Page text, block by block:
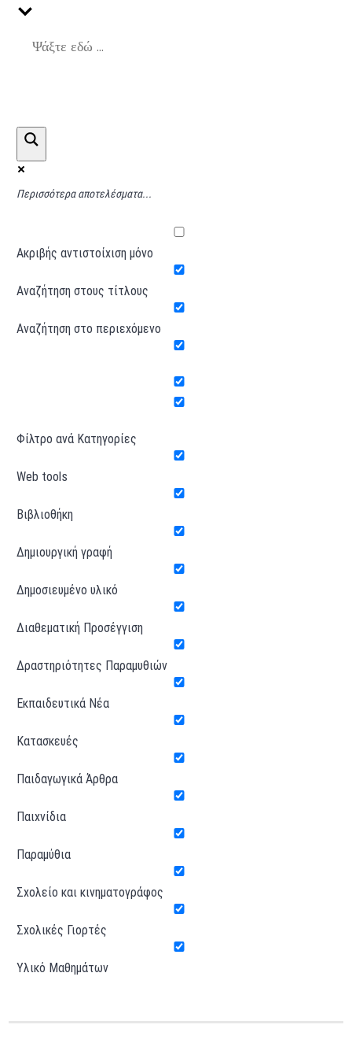
Περισσότερα αποτελέσματα...
Ακριβής αντιστοίχιση μόνο
Αναζήτηση στους τίτλους
Αναζήτηση στο περιεχόμενο
Φίλτρο ανά Κατηγορίες
Web tools
Βιβλιοθήκη
Δημιουργική γραφή
Δημοσιευμένο υλικό
Διαθεματική Προσέγγιση
Δραστηριότητες Παραμυθιών
Εκπαιδευτικά Νέα
Κατασκευές
Παιδαγωγικά Άρθρα
Παιχνίδια
Παραμύθια
Σχολείο και κινηματογράφος
Σχολικές Γιορτές
Υλικό Μαθημάτων